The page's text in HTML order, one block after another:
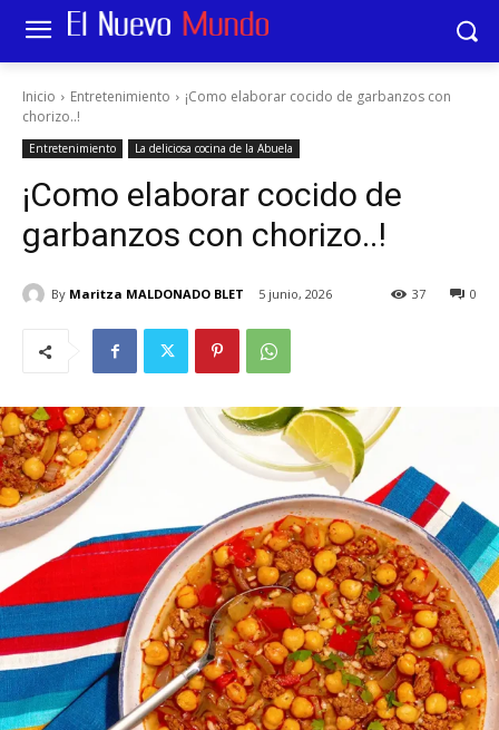
Inicio Entretenimiento
¡Como elaborar cocido de garbanzos con
chorizo..!
Entretenimiento La deliciosa cocina de la Abuela
¡Como elaborar cocido de
garbanzos con chorizo..!
By Maritza MALDONADO BLET 5 junio, 2026 0
37